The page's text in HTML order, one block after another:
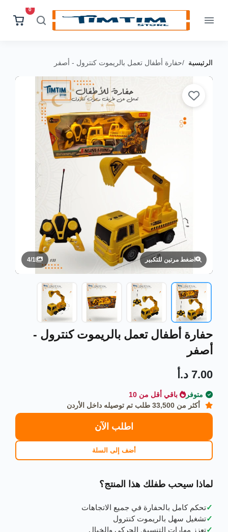
0
الرئيسية حفارة أطفال تعمل بالريموت كنترول - أصفر
1
/
4 اضغط مرتين للتكبير
حفارة أطفال تعمل بالريموت كنترول -
أصفر
7.00 د.أ
متوفر
باقي أقل من 10
أكثر من 33,500 طلب تم توصيله داخل الأردن
اطلب الآن
أضف إلى السلة
لماذا سيحب طفلك هذا المنتج؟
✓تحكم كامل بالحفارة في جميع الاتجاهات
✓تشغيل سهل بالريموت كنترول
✓تعزز مهارات التنسيق الحركي والخيال